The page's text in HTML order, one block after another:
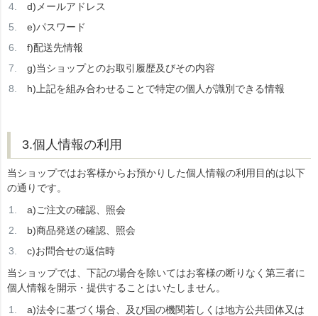
d)メールアドレス
e)パスワード
f)配送先情報
g)当ショップとのお取引履歴及びその内容
h)上記を組み合わせることで特定の個人が識別できる情報
3.個人情報の利用
当ショップではお客様からお預かりした個人情報の利用目的は以下
の通りです。
a)ご注文の確認、照会
b)商品発送の確認、照会
c)お問合せの返信時
当ショップでは、下記の場合を除いてはお客様の断りなく第三者に
個人情報を開示・提供することはいたしません。
a)法令に基づく場合、及び国の機関若しくは地方公共団体又は